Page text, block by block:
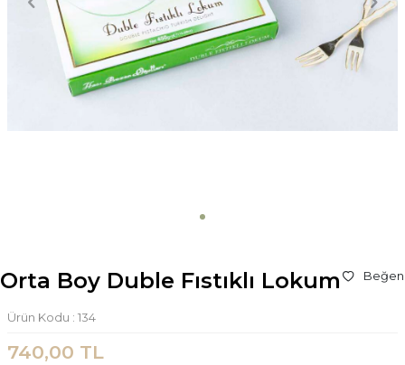
Orta Boy Duble Fıstıklı Lokum Beğen
Ürün Kodu : 134
740,00 TL